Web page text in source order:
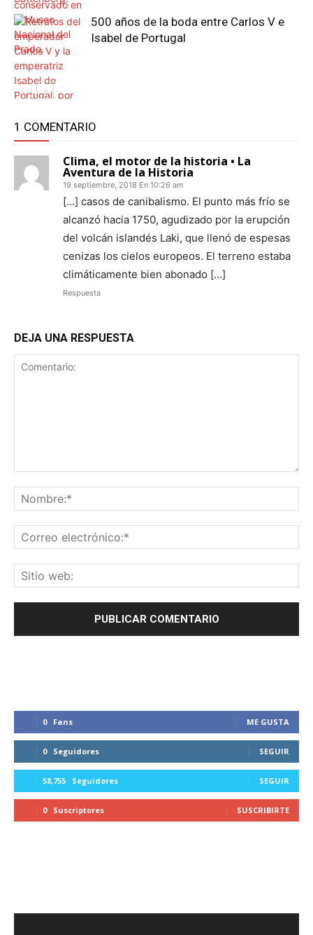
500 años de la boda entre Carlos V e
Isabel de Portugal
1 COMENTARIO
Clima, el motor de la historia • La
Aventura de la Historia
19 septiembre, 2018 En 10:26 am
[…] casos de canibalismo. El punto más frío se
alcanzó hacia 1750, agudizado por la erupción
del volcán islandés Laki, que llenó de espesas
cenizas los cielos europeos. El terreno estaba
climáticamente bien abonado […]
Respuesta
DEJA UNA RESPUESTA
0 Fans ME GUSTA
0 Seguidores SEGUIR
58,755 Seguidores SEGUIR
0 Suscriptores SUSCRIBIRTE